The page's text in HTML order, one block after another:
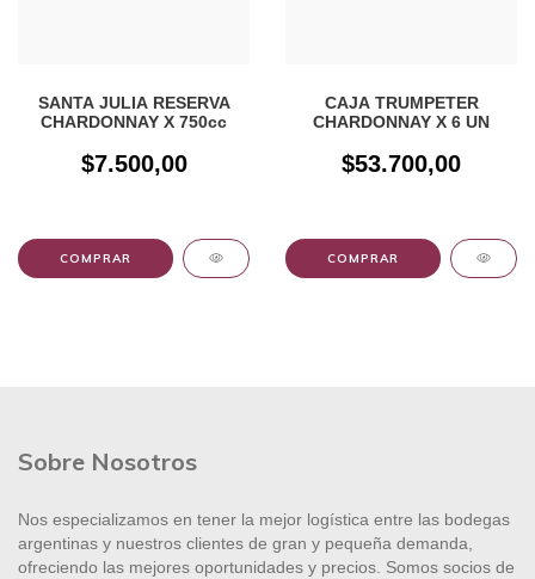
SANTA JULIA RESERVA
CHARDONNAY X 750cc
$7.500,00
CAJA TRUMPETER
CHARDONNAY X 6 UN
$53.700,00
Sobre Nosotros
Nos especializamos en tener la mejor logística entre las bodegas
argentinas y nuestros clientes de gran y pequeña demanda,
ofreciendo las mejores oportunidades y precios. Somos socios de